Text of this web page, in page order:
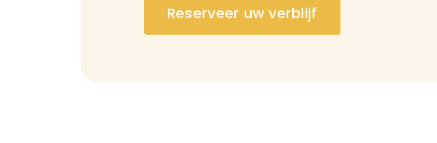
Reserveer uw verblijf